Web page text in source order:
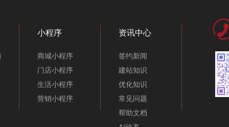
小程序
商城小程序
门店小程序
生活小程序
营销小程序
资讯中心
签约新闻
建站知识
优化知识
常见问题
帮助文档